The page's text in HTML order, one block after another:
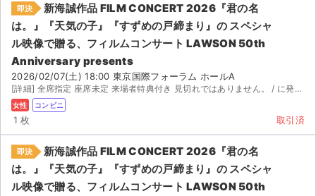
不正転売禁止法について
チケットジャムの取り組み
音楽情報
即決
新海誠作品 FILM CONCERT 2026『君の名
は。』『天気の子』『すずめの戸締まり』の スペシャ
ル映像で贈る、フィルムコンサート LAWSON 50th
Anniversary presents
2026/02/07(土) 18:00 東京国際フォーラム ホールA
[詳細] 全席指定 座席未定 来場者特典付き 見切れではありません。 / に発券に必要な情報をご連絡します。
女性 コンビニ
1 枚 取引済
即決
新海誠作品 FILM CONCERT 2026『君の名
は。』『天気の子』『すずめの戸締まり』の スペシャ
ル映像で贈る、フィルムコンサート LAWSON 50th